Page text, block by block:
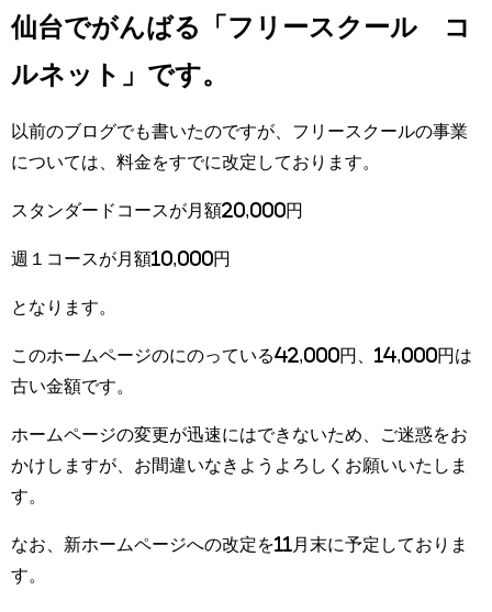
仙台でがんばる「フリースクール コ
ルネット」です。
以前のブログでも書いたのですが、フリースクールの事業
については、料金をすでに改定しております。
スタンダードコースが月額20,000円
週１コースが月額10,000円
となります。
このホームページのにのっている42,000円、14,000円は
古い金額です。
ホームページの変更が迅速にはできないため、ご迷惑をお
かけしますが、お間違いなきようよろしくお願いいたしま
す。
なお、新ホームページへの改定を11月末に予定しておりま
す。